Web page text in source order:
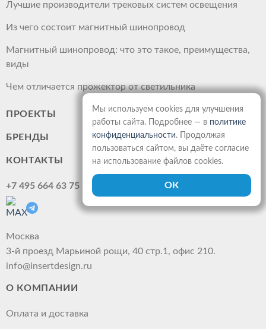
Лучшие производители трековых систем освещения
Из чего состоит магнитный шинопровод
Магнитный шинопровод: что это такое, преимущества,
виды
Чем отличается прожектор от светильника
ПРОЕКТЫ
БРЕНДЫ
КОНТАКТЫ
+7 495 664 63 75
Москва
3-й проезд Марьиной рощи, 40 стр.1, офис 210.
info@insertdesign.ru
О КОМПАНИИ
Оплата и доставка
Мы используем cookies для улучшения
работы сайта. Подробнее — в политике
конфиденциальности. Продолжая
пользоваться сайтом, вы даёте согласие
на использование файлов cookies.